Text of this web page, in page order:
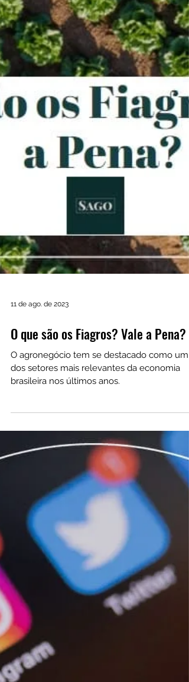
O que são os Fiagros? Vale a Pena?
O agronegócio tem se destacado como um
dos setores mais relevantes da economia
brasileira nos últimos anos.